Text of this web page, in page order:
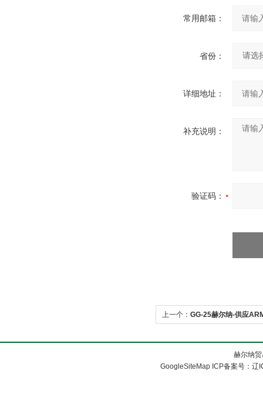
常用邮箱：
省份：
详细地址：
补充说明：
验证码：
上一个： GG-25赫尔纳-供应
赫尔纳
GoogleSiteMap ICP备案号：辽